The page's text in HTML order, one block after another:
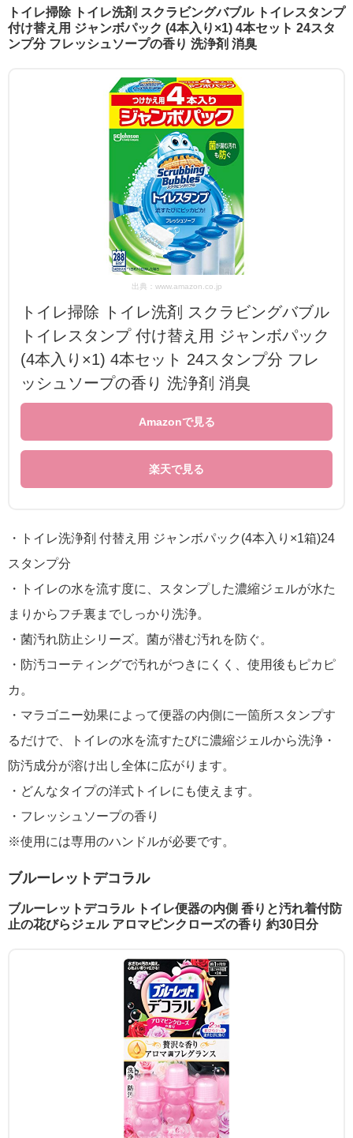
トイレ掃除 トイレ洗剤 スクラビングバブル トイレスタンプ
付け替え用 ジャンボパック (4本入り×1) 4本セット 24スタ
ンプ分 フレッシュソープの香り 洗浄剤 消臭
出典：www.amazon.co.jp
トイレ掃除 トイレ洗剤 スクラビングバブル
トイレスタンプ 付け替え用 ジャンボパック
(4本入り×1) 4本セット 24スタンプ分 フレ
ッシュソープの香り 洗浄剤 消臭
Amazonで見る
楽天で見る
・トイレ洗浄剤 付替え用 ジャンボパック(4本入り×1箱)24
スタンプ分
・トイレの水を流す度に、スタンプした濃縮ジェルが水た
まりからフチ裏までしっかり洗浄。
・菌汚れ防止シリーズ。菌が潜む汚れを防ぐ。
・防汚コーティングで汚れがつきにくく、使用後もピカピ
カ。
・マラゴニー効果によって便器の内側に一箇所スタンプす
るだけで、トイレの水を流すたびに濃縮ジェルから洗浄・
防汚成分が溶け出し全体に広がります。
・どんなタイプの洋式トイレにも使えます。
・フレッシュソープの香り
※使用には専用のハンドルが必要です。
ブルーレットデコラル
ブルーレットデコラル トイレ便器の内側 香りと汚れ着付防
止の花びらジェル アロマピンクローズの香り 約30日分